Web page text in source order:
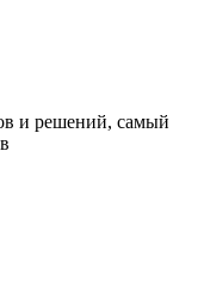
и решений, самый